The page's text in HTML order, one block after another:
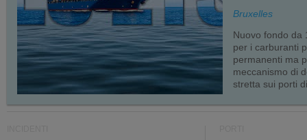
Bruxelles
Nuovo fondo da
per i carburanti
permanenti ma
meccanismo di
stretta sui porti